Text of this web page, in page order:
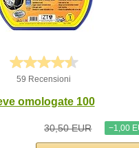
59 Recensioni
omologate 100
30,50 EUR −1,00